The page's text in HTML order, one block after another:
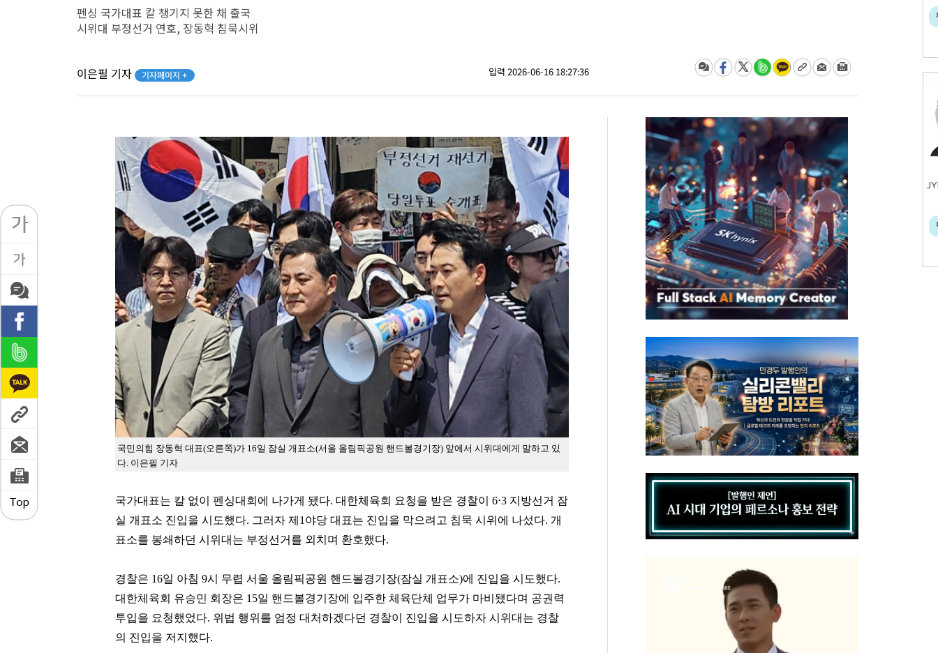
펜싱 국가대표 칼 챙기지 못한 채 출국
시위대 부정선거 연호, 장동혁 침묵시위
이은필 기자 기자페이지 + 입력 2026-06-16 18:27:36
국민의힘 장동혁 대표(오른쪽)가 16일 잠실 개표소(서울 올림픽공원 핸드볼경기장) 앞에서 시위대에게 말하고 있
다. 이은필 기자
국가대표는 칼 없이 펜싱대회에 나가게 됐다. 대한체육회 요청을 받은 경찰이 6⋅3 지방선거 잠
실 개표소 진입을 시도했다. 그러자 제1야당 대표는 진입을 막으려고 침묵 시위에 나섰다. 개
표소를 봉쇄하던 시위대는 부정선거를 외치며 환호했다.
경찰은 16일 아침 9시 무렵 서울 올림픽공원 핸드볼경기장(잠실 개표소)에 진입을 시도했다.
대한체육회 유승민 회장은 15일 핸드볼경기장에 입주한 체육단체 업무가 마비됐다며 공권력
투입을 요청했었다. 위법 행위를 엄정 대처하겠다던 경찰이 진입을 시도하자 시위대는 경찰
의 진입을 저지했다.